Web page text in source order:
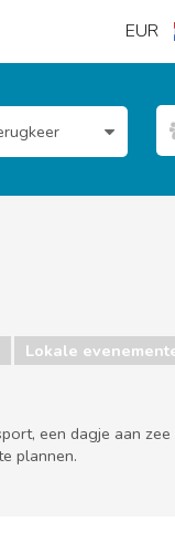
EUR
Lokale
een dagje aan
plannen.